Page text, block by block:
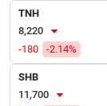
TNH
8,220
-180
-2.14%
SHB
11,700
SẢN
Mã
chứng
khoán
(-)